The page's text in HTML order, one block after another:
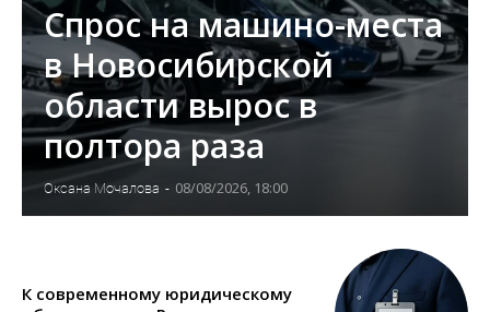
Спрос на машино-места
в Новосибирской
области вырос в
полтора раза
Оксана Мочалова - 08/08/2026, 18:00
К современному юридическому